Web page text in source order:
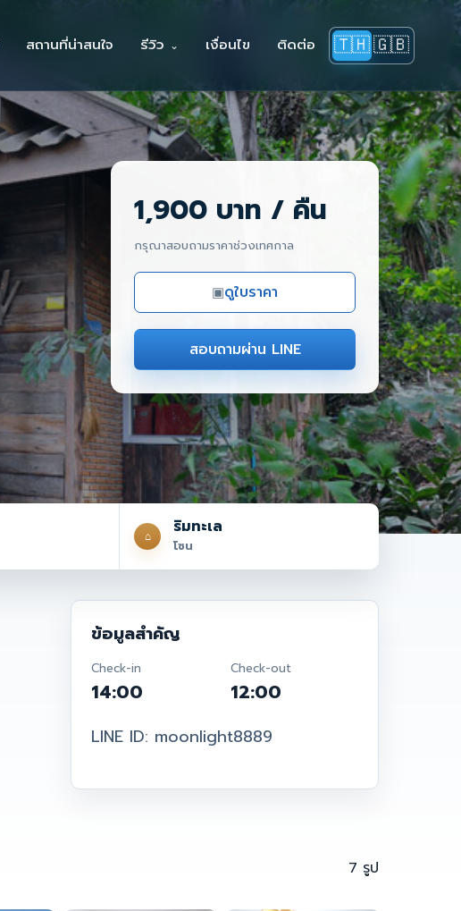
สถานที่น่าสนใจ รีวิว เงื่อนไข ติดต่อ 🇹🇭🇬🇧
1,900 บาท / คืน
กรุณาสอบถามราคาช่วงเทศกาล
▣ดูใบราคา
สอบถามผ่าน LINE
⌂ ริมทะเล
โซน
ข้อมูลสำคัญ
Check-in
14:00
Check-out
12:00
LINE ID: moonlight8889
7 รูป